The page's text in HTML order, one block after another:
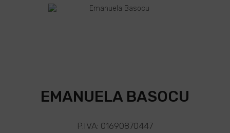
EMANUELA BASOCU
P.IVA: 01690870447